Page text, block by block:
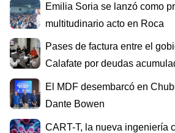
Emilia Soria se lanzó como
multitudinario acto en Roca
Pases de factura entre el
Calafate por deudas
El MDF desembarcó en
Dante Bowen
CART-T, la nueva ingeniería